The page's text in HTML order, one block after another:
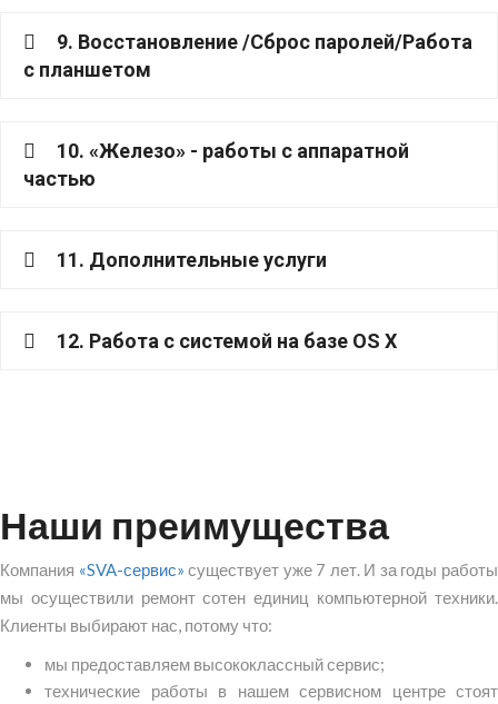
9. Восстановление /Сброс паролей/Работа
с планшетом
10. «Железо» - работы с аппаратной
частью
11. Дополнительные услуги
12. Работа с системой на базе OS X
Наши преимущества
Компания «SVA-сервис» существует уже 7 лет. И за годы работы
мы осуществили ремонт сотен единиц компьютерной техники.
Клиенты выбирают нас, потому что:
мы предоставляем высококлассный сервис;
технические работы в нашем сервисном центре стоят